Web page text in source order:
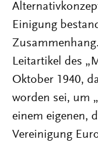
Einigung
Leitartikel des
Oktober 1940,
worden sei, um
einem eigenen,
Vereinigung